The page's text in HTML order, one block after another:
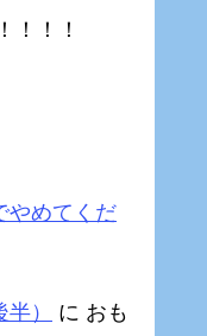
！！！
やめてくだ
） に おも